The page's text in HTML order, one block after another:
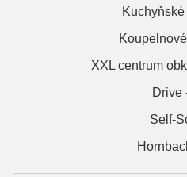
XXL centrum
Drive
Self-